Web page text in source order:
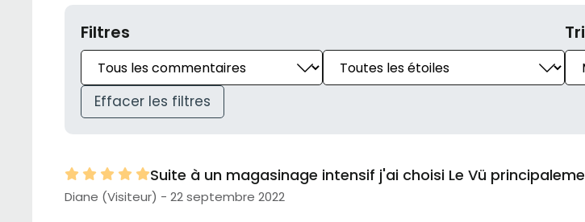
Filtres
Effacer les filtres
Suite à un magasinage intensif j'ai choisi Le Vü
Diane (Visiteur) - 22 septembre 2022